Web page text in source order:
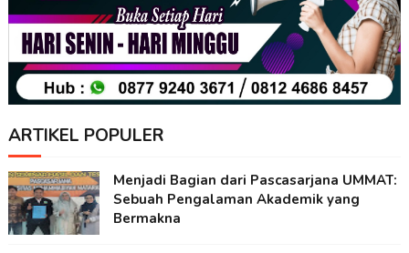
ARTIKEL POPULER
Menjadi Bagian dari Pascasarjana UMMAT:
Sebuah Pengalaman Akademik yang
Bermakna